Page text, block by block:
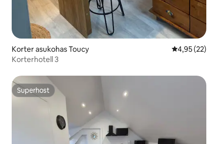
Korter asukohas Toucy Keskmine
4,95 (22)
Korterhotell 3
Superhost
Superhost